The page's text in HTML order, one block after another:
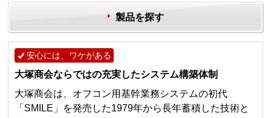
製品を探す
安心には、ワケがある
大塚商会ならではの充実したシステム構築体制
大塚商会は、オフコン用基幹業務システムの初代
「SMILE」を発売した1979年から長年蓄積した技術と